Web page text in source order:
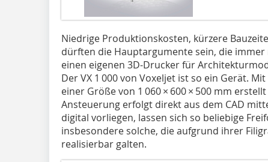
Niedrige Produktionskosten, kürzere
dürften die Hauptargumente sein, die
einen eigenen 3D-Drucker für
Der VX 1 000 von Voxeljet ist so ein Gerät.
einer Größe von 1 060 × 600 × 500 mm
Ansteuerung erfolgt direkt aus dem CAD
digital vorliegen, lassen sich so beliebige
insbesondere solche, die aufgrund ihrer
realisierbar galten.